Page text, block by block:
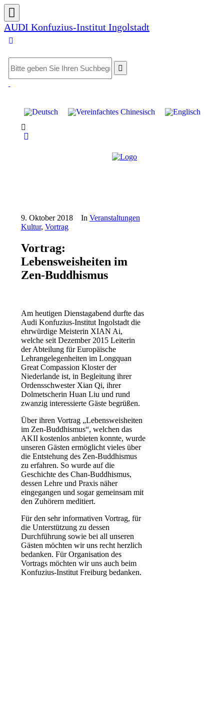
AUDI Konfuzius-Institut Ingolstadt
9. Oktober 2018 In Veranstaltungen
Kultur, Vortrag
Vortrag:
Lebensweisheiten im
Zen-Buddhismus
Am heutigen Dienstagabend durfte das
Audi Konfuzius-Institut Ingolstadt die
ehrwürdige Meisterin XIAN Ai,
welche seit Dezember 2015 Leiterin
der Abteilung für Europäische
Lehrangelegenheiten im Longquan
Great Compassion Kloster der
Niederlande ist, in Begleitung ihrer
Ordensschwester Xian Qi, ihrer
Dolmetscherin Huan Liu und rund
zwanzig interessierte Gäste begrüßen.
Über ihren Vortrag „Lebensweisheiten
im Zen-Buddhismus“, welchen das
AKII kostenlos anbieten konnte, wurde
unseren Gästen ermöglicht vieles über
die Entstehung des Zen-Buddhismus
zu erfahren. So wurde auf die
Geschichte des Chan-Buddhismus,
dessen Lehre und Praxis näher
eingegangen und sogar gemeinsam mit
den Zuhörern meditiert.
Für den sehr informativen Vortrag, für
die Unterstützung zu dessen
Durchführung sowie bei all unseren
Gästen möchten wir uns recht herzlich
bedanken. Für Organisation des
Vortrags möchten wir uns auch beim
Konfuzius-Institut Freiburg bedanken.